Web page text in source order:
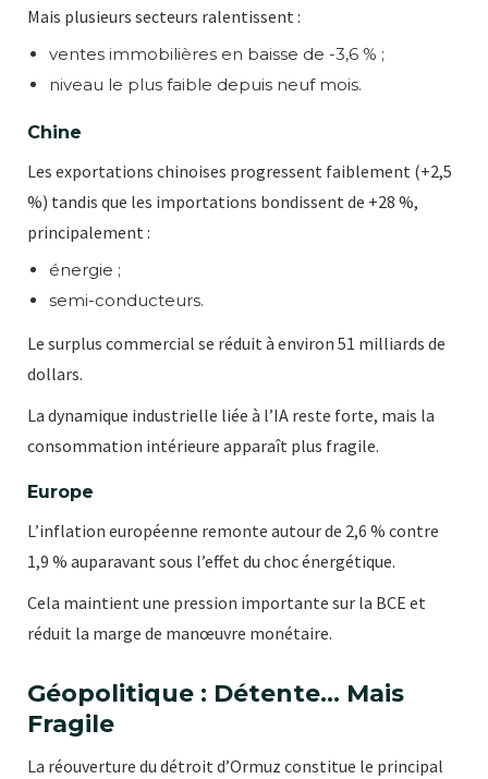
Mais plusieurs secteurs ralentissent :
ventes immobilières en baisse de -3,6 % ;
niveau le plus faible depuis neuf mois.
Chine
Les exportations chinoises progressent faiblement (+2,5
%) tandis que les importations bondissent de +28 %,
principalement :
énergie ;
semi-conducteurs.
Le surplus commercial se réduit à environ 51 milliards de
dollars.
La dynamique industrielle liée à l’IA reste forte, mais la
consommation intérieure apparaît plus fragile.
Europe
L’inflation européenne remonte autour de 2,6 % contre
1,9 % auparavant sous l’effet du choc énergétique.
Cela maintient une pression importante sur la BCE et
réduit la marge de manœuvre monétaire.
Géopolitique : Détente… Mais
Fragile
La réouverture du détroit d’Ormuz constitue le principal